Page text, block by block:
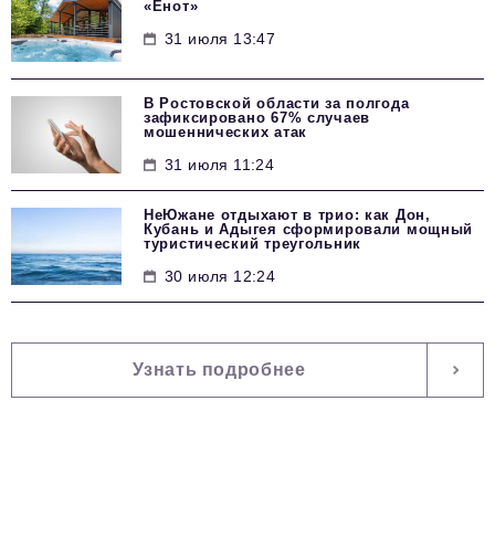
«Енот»
31 июля 13:47
В Ростовской области за полгода
зафиксировано 67% случаев
мошеннических атак
31 июля 11:24
НеЮжане отдыхают в трио: как Дон,
Кубань и Адыгея сформировали мощный
туристический треугольник
30 июля 12:24
Узнать подробнее